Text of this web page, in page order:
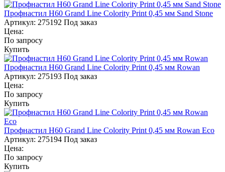
Профнастил Н60 Grand Line Colority Print 0,45 мм Sand Stone
Артикул: 275192 Под заказ
Цена:
По запросу
Купить
Профнастил Н60 Grand Line Colority Print 0,45 мм Rowan
Артикул: 275193 Под заказ
Цена:
По запросу
Купить
Профнастил Н60 Grand Line Colority Print 0,45 мм Rowan Eco
Артикул: 275194 Под заказ
Цена:
По запросу
Купить